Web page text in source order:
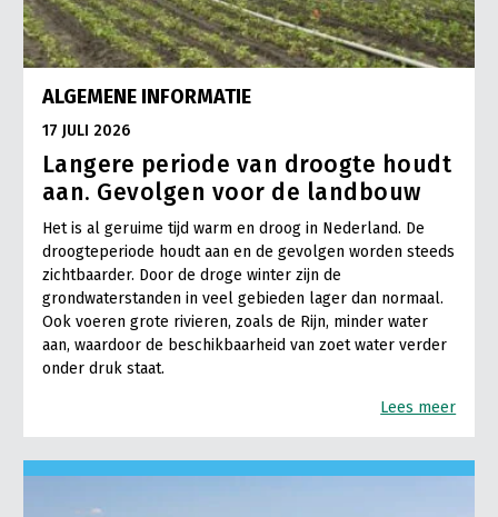
ALGEMENE INFORMATIE
17 JULI 2026
Langere periode van droogte houdt
aan. Gevolgen voor de landbouw
Het is al geruime tijd warm en droog in Nederland. De
droogteperiode houdt aan en de gevolgen worden steeds
zichtbaarder. Door de droge winter zijn de
grondwaterstanden in veel gebieden lager dan normaal.
Ook voeren grote rivieren, zoals de Rijn, minder water
aan, waardoor de beschikbaarheid van zoet water verder
onder druk staat.
Lees meer